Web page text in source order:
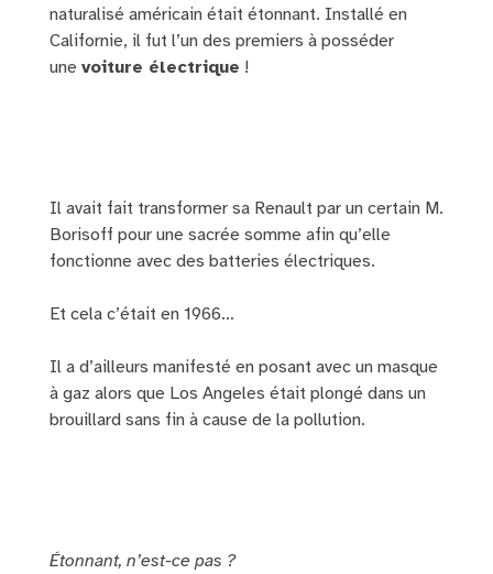
naturalisé américain était étonnant. Installé en
Californie, il fut l’un des premiers à posséder
une voiture électrique !
Il avait fait transformer sa Renault par un certain M.
Borisoff pour une sacrée somme afin qu’elle
fonctionne avec des batteries électriques.
Et cela c’était en 1966…
Il a d’ailleurs manifesté en posant avec un masque
à gaz alors que Los Angeles était plongé dans un
brouillard sans fin à cause de la pollution.
Étonnant, n’est-ce pas ?